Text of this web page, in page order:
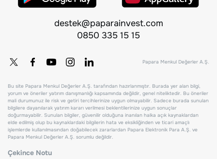
destek@paparainvest.com
0850 335 15 15
Papara Menkul Değerler A.Ş.
Bu site Papara Menkul Değerler A.Ş. tarafından hazırlanmıştır. Burada yer alan bilgi,
yorum ve öneriler yatırım danışmanlığı kapsamında değildir, genel niteliktedir. Bu öneriler
mali durumunuz ile risk ve getiri tercihlerinize uygun olmayabilir. Sadece burada sunulan
bilgilere dayanılarak yatırım kararı verilmesi beklentilerinize uygun sonuçlar
doğurmayabilir. Sunulan bilgiler, güvenilir olduğuna inanılan halka açık kaynaklardan
elde edilmiş olup bu kaynaklardaki bilgilerin hata ve eksikliğinden ve ticari amaçlı
işlemlerde kullanılmasından doğabilecek zararlardan Papara Elektronik Para A.Ş. ve
Papara Menkul Değerler A.Ş. sorumlu değildir.
Çekince Notu